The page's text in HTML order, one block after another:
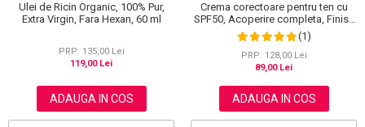
Ulei de Ricin Organic, 100% Pur,
Extra Virgin, Fara Hexan, 60 ml
PRP: 135,00 Lei
119,00 Lei
ADAUGA IN COS
Crema corectoare pentru ten cu
SPF50, Acoperire completa, Finish
mat, Rezistenta, Anti Roseata, CC
Cream Sefudun, 30 ml
(1)
PRP: 128,00 Lei
89,00 Lei
ADAUGA IN COS